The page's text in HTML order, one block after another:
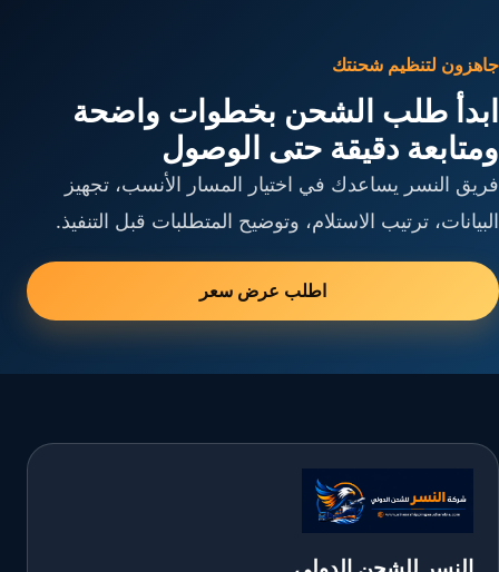
جاهزون لتنظيم شحنتك
ابدأ طلب الشحن بخطوات واضحة
ومتابعة دقيقة حتى الوصول
فريق النسر يساعدك في اختيار المسار الأنسب، تجهيز
البيانات، ترتيب الاستلام، وتوضيح المتطلبات قبل التنفيذ.
اطلب عرض سعر